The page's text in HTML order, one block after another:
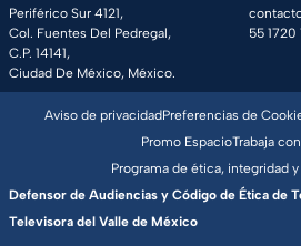
Periférico Sur 4121,
Col. Fuentes Del Pedregal,
C.P. 14141,
Ciudad De México, México.
55 1720
Aviso de privacidadPreferencias de
Promo EspacioTrabaja
Programa de ética, integridad
Defensor de Audiencias y Código de Ética de
Televisora del Valle de México